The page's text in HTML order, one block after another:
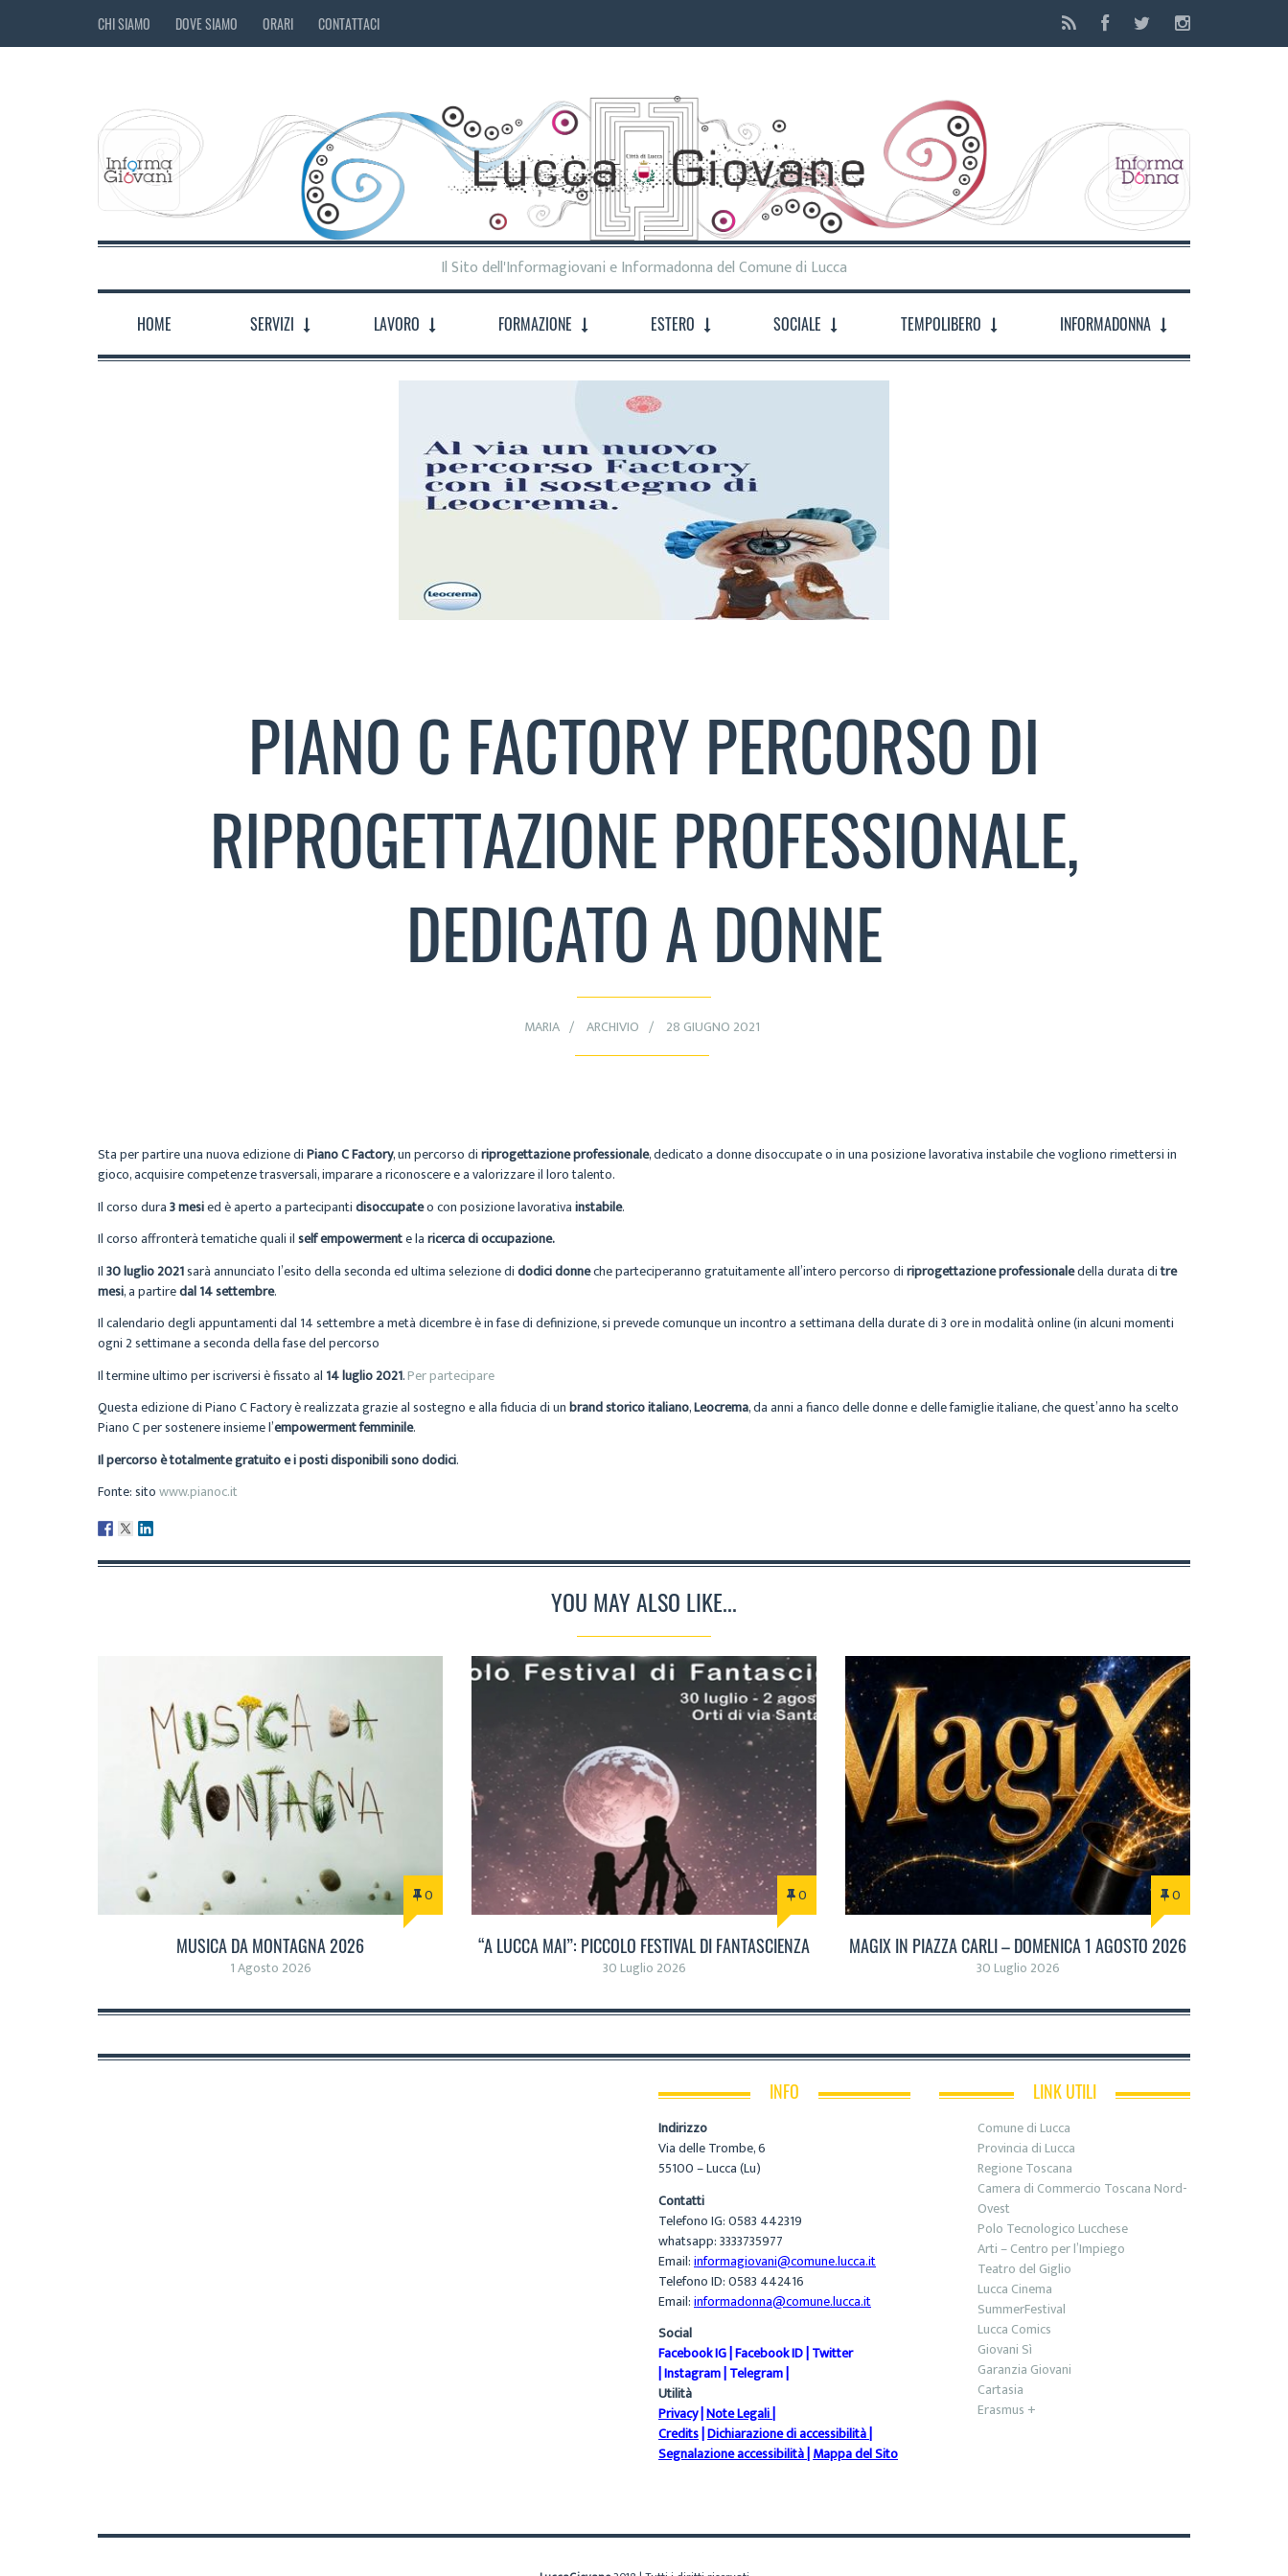
CHI SIAMO DOVE SIAMO ORARI CONTATTACI
Il Sito dell'Informagiovani e Informadonna del Comune di Lucca
HOME SERVIZI LAVORO FORMAZIONE ESTERO SOCIALE TEMPOLIBERO INFORMADONNA
PIANO C FACTORY PERCORSO DI
RIPROGETTAZIONE PROFESSIONALE,
DEDICATO A DONNE
MARIA ARCHIVIO 28 GIUGNO 2021
Sta per partire una nuova edizione diPiano C Factory, un percorso diriprogettazione professionale, dedicato a donne disoccupate o in una posizione lavorativa instabile che vogliono rimettersi in
gioco, acquisire competenze trasversali, imparare a riconoscere e a valorizzare il loro talento.
Il corso dura3 mesied è aperto a partecipantidisoccupateo con posizione lavorativainstabile.
Il corso affronterà tematiche quali ilself empowermente laricerca di occupazione.
Il30 luglio 2021sarà annunciato l’esito della seconda ed ultima selezione didodici donneche parteciperanno gratuitamente all’intero percorso diriprogettazione professionaledella durata ditre
mesi, a partiredal 14 settembre.
Il calendario degli appuntamenti dal 14 settembre a metà dicembre è in fase di definizione, si prevede comunque un incontro a settimana della durate di 3 ore in modalità online (in alcuni momenti
ogni 2 settimane a seconda della fase del percorso
Il termine ultimo per iscriversi è fissato al 14 luglio 2021.Per partecipare
Questa edizione di Piano C Factory è realizzata grazie al sostegno e alla fiducia di unbrand storico italiano,Leocrema, da anni a fianco delle donne e delle famiglie italiane, che quest’anno ha scelto
Piano C per sostenere insieme l’empowerment femminile.
Il percorso è totalmente gratuito e i posti disponibili sono dodici.
Fonte: sitowww.pianoc.it
YOU MAY ALSO LIKE...
0
MUSICA DA MONTAGNA 2026
1 Agosto 2026
0
“A LUCCA MAI”: PICCOLO FESTIVAL DI FANTASCIENZA
30 Luglio 2026
0
MAGIX IN PIAZZA CARLI – DOMENICA 1 AGOSTO 2026
30 Luglio 2026
INFO
Indirizzo
Via delle Trombe, 6
55100 – Lucca (Lu)
Contatti
Telefono IG: 0583 442319
whatsapp: 3333735977
Email:informagiovani@comune.lucca.it
Telefono ID: 0583 442416
Email:informadonna@comune.lucca.it
Social
Facebook IG|Facebook ID|Twitter
|Instagram|Telegram|
Utilità
Privacy|Note Legali|
Credits|Dichiarazione di accessibilità|
Segnalazione accessibilità|Mappa del Sito
LINK UTILI
Comune di Lucca
Provincia di Lucca
Regione Toscana
Camera di Commercio Toscana Nord-
Ovest
Polo Tecnologico Lucchese
Arti – Centro per l’Impiego
Teatro del Giglio
Lucca Cinema
SummerFestival
Lucca Comics
Giovani Sì
Garanzia Giovani
Cartasia
Erasmus +